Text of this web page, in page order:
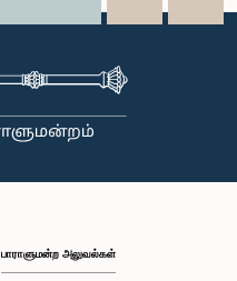
பாராளுமன்ற அலுவல்கள்